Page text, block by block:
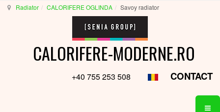
Radiator CALORIFERE OGLINDA Savoy radiator
CALORIFERE-MODERNE.RO
+40 755 253 508 CONTACT